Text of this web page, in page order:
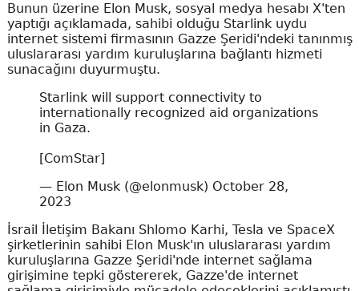
Bunun üzerine Elon Musk, sosyal medya hesabı X'ten
yaptığı açıklamada, sahibi olduğu Starlink uydu
internet sistemi firmasının Gazze Şeridi'ndeki tanınmış
uluslararası yardım kuruluşlarına bağlantı hizmeti
sunacağını duyurmuştu.
Starlink will support connectivity to
internationally recognized aid organizations
in Gaza.
[ComStar]
— Elon Musk (@elonmusk) October 28,
2023
İsrail İletişim Bakanı Shlomo Karhi, Tesla ve SpaceX
şirketlerinin sahibi Elon Musk'ın uluslararası yardım
kuruluşlarına Gazze Şeridi'nde internet sağlama
girişimine tepki göstererek, Gazze'de internet